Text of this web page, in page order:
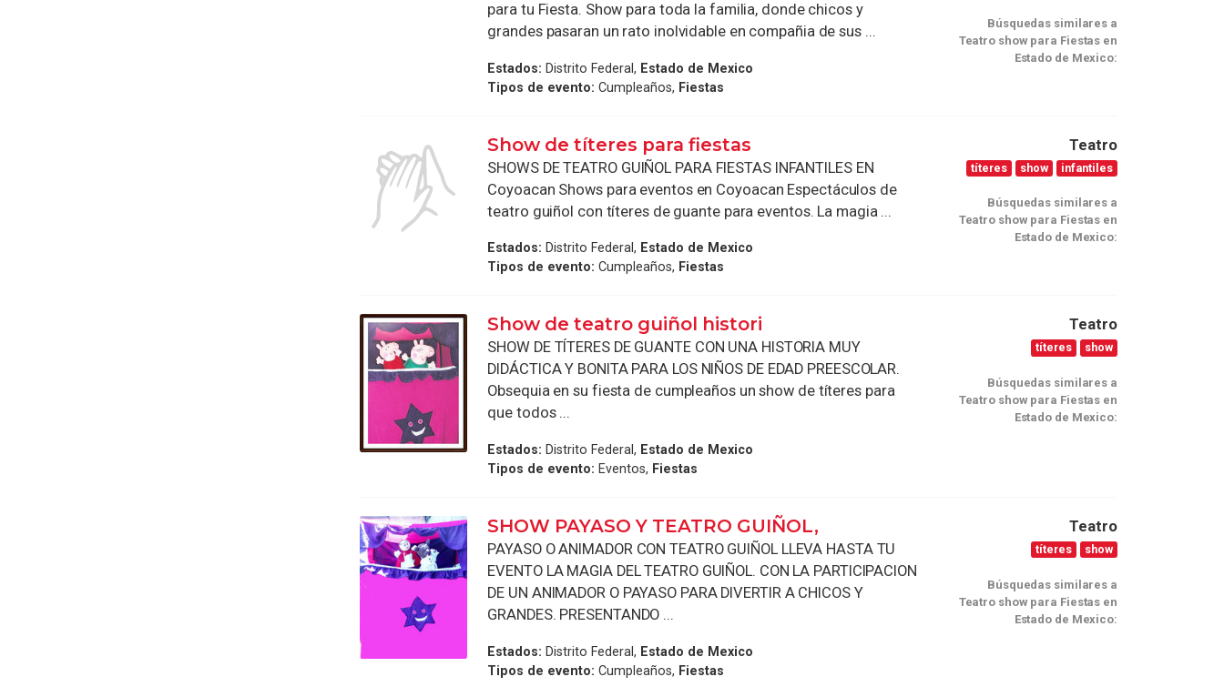
para tu Fiesta. Show para toda la familia, donde chicos y
grandes pasaran un rato inolvidable en compañia de sus ...
Estados: Distrito Federal, Estado de Mexico
Tipos de evento: Cumpleaños, Fiestas
Búsquedas similares a
Teatro show para Fiestas en
Estado de Mexico:
Show de títeres para fiestas
SHOWS DE TEATRO GUIÑOL PARA FIESTAS INFANTILES EN
Coyoacan Shows para eventos en Coyoacan Espectáculos de
teatro guiñol con títeres de guante para eventos. La magia ...
Estados: Distrito Federal, Estado de Mexico
Tipos de evento: Cumpleaños, Fiestas
Teatro
títeres show infantiles
Búsquedas similares a
Teatro show para Fiestas en
Estado de Mexico:
Show de teatro guiñol histori
SHOW DE TÍTERES DE GUANTE CON UNA HISTORIA MUY
DIDÁCTICA Y BONITA PARA LOS NIÑOS DE EDAD PREESCOLAR.​
Obsequia en su fiesta de cumpleaños un show de títeres para
que todos ...
Estados: Distrito Federal, Estado de Mexico
Tipos de evento: Eventos, Fiestas
Teatro
títeres show
Búsquedas similares a
Teatro show para Fiestas en
Estado de Mexico:
SHOW PAYASO Y TEATRO GUIÑOL,
PAYASO O ANIMADOR CON TEATRO GUIÑOL LLEVA HASTA TU
EVENTO LA MAGIA DEL TEATRO GUIÑOL. CON LA PARTICIPACION
DE UN ANIMADOR O PAYASO PARA DIVERTIR A CHICOS Y
GRANDES. PRESENTANDO ...
Estados: Distrito Federal, Estado de Mexico
Tipos de evento: Cumpleaños, Fiestas
Teatro
títeres show
Búsquedas similares a
Teatro show para Fiestas en
Estado de Mexico: